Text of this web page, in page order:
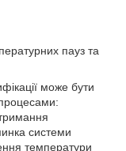
пауз та
може бути
системи
температури